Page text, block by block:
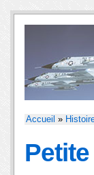
Accueil »